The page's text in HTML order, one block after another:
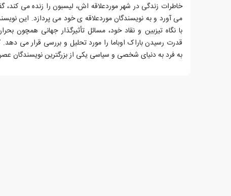
خاطرات زندگی در شهر موردعلاقه اش، لیسبون را زنده می کند،
می آورد و به نویسندگان موردعلاقه ی خود می پردازد. این
با نگاه تیزبین و نقاد خود، مسائل تأثیرگذار جهانی همچون
قدرت رسیدن باراک اوباما را مورد تحلیل و بررسی قرار می
به فرد به دنیای شخصی و سیاسی یکی از بزرگترین نویسندگان